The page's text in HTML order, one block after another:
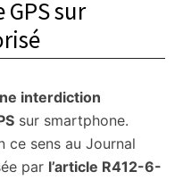
sur
interdiction
sur smartphone.
ce sens au Journal
par l’article R412-6-